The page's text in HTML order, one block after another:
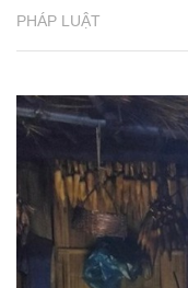
PHÁP LUẬT